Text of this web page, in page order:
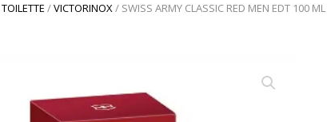
/VICTORINOX/ SWISS ARMY CLASSIC RED MEN EDT 100 ML